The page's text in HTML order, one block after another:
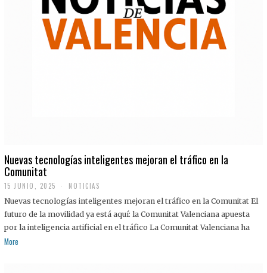
Nuevas tecnologías inteligentes mejoran el tráfico en la
Comunitat
15 JUNIO, 2025 NOTICIAS
Nuevas tecnologías inteligentes mejoran el tráfico en la Comunitat El
futuro de la movilidad ya está aquí: la Comunitat Valenciana apuesta
por la inteligencia artificial en el tráfico La Comunitat Valenciana ha
More